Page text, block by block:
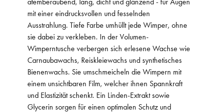
mit einer eindrucksvollen und fesselnden
Ausstrahlung. Tiefe Farbe umhüllt jede Wimper, ohne
sie dabei zu verkleben. In der Volumen-
Wimperntusche verbergen sich erlesene Wachse wie
Carnaubawachs, Reiskleiewachs und synthetisches
Bienenwachs. Sie umschmeicheln die Wimpern mit
einem unsichtbaren Film, welcher ihnen Spannkraft
und Elastizität schenkt. Ein Linden-Extrakt sowie
Glycerin sorgen für einen optimalen Schutz und